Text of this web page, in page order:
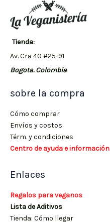
Tienda:
Av. Cra 40 #25-91
Bogota. Colombia
sobre la compra
Cómo comprar
Envíos y costos
Térm. y condiciones
Centro de ayuda e información
Enlaces
Regalos para veganos
Lista de Aditivos
Tienda: Cómo llegar